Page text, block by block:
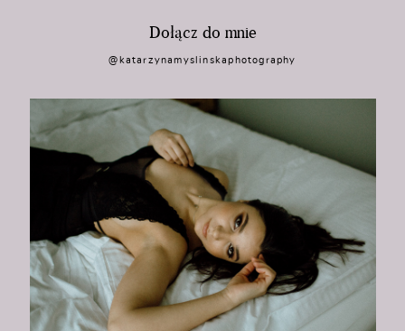
Dołącz do mnie
@katarzynamyslinskaphotography